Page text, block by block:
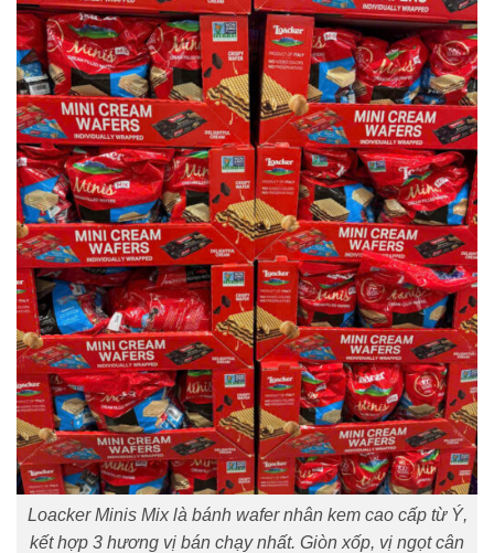
Loacker Minis Mix là bánh wafer nhân kem cao cấp từ Ý,
kết hợp 3 hương vị bán chạy nhất. Giòn xốp, vị ngọt cân